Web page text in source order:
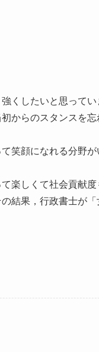
くしたいと思って
からのスタンスを
笑顔になれる分野
楽しくて社会貢献
結果，行政書士が「